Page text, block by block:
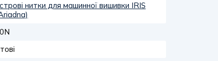
нитки для машинної вишивки IRIS